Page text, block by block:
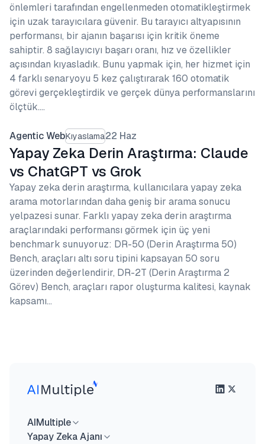
önlemleri tarafından engellenmeden otomatikleştirmek
için uzak tarayıcılara güvenir. Bu tarayıcı altyapısının
performansı, bir ajanın başarısı için kritik öneme
sahiptir. 8 sağlayıcıyı başarı oranı, hız ve özellikler
açısından kıyasladık. Bunu yapmak için, her hizmet için
4 farklı senaryoyu 5 kez çalıştırarak 160 otomatik
görevi gerçekleştirdik ve gerçek dünya performanslarını
ölçtük.…
Agentic WebKıyaslama22 Haz
Yapay Zeka Derin Araştırma: Claude
vs ChatGPT vs Grok
Yapay zeka derin araştırma, kullanıcılara yapay zeka
arama motorlarından daha geniş bir arama sonucu
yelpazesi sunar. Farklı yapay zeka derin araştırma
araçlarındaki performansı görmek için üç yeni
benchmark sunuyoruz: DR-50 (Derin Araştırma 50)
Bench, araçları altı soru tipini kapsayan 50 soru
üzerinden değerlendirir, DR-2T (Derin Araştırma 2
Görev) Bench, araçları rapor oluşturma kalitesi, kaynak
kapsamı…
AIMultiple
Yapay Zeka Ajanı